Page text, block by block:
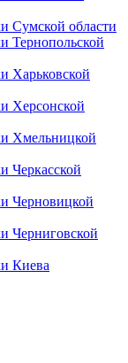
Сумской области
Тернопольской
Харьковской
Херсонской
Хмельницкой
Черкасской
Черновицкой
Черниговской
Киева